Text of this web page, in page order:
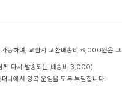
가능하며, 교환시 교환배송비 6,000원은 고
께 다시 발송되는 배송비 3,000)
니에서 왕복 운임을 모두 부담합니다.